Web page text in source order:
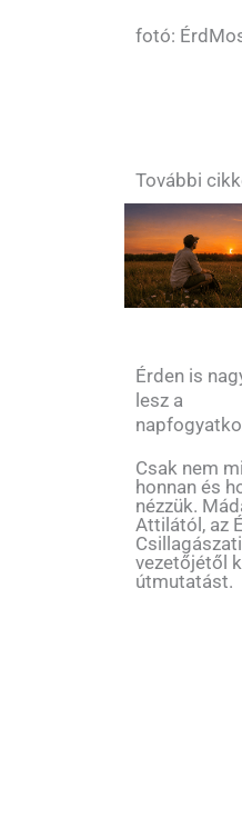
fotó:
További
Érden is
lesz a
Csak nem
honnan és
nézzük.
Attilától, az
vezetőjétől
útmutatást.